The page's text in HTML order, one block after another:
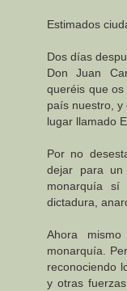
Estimados
Dos días
Don Juan
queréis que
país nuestro, y
lugar llamado
Por no
dejar para un
monarquía
dictadura,
Ahora
monarquía.
reconociendo
y otras